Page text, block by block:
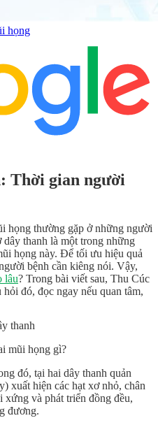
họng
Thời gian người
họng thường gặp ở những người
thanh là một trong những
họng này. Để tối ưu hiệu quả
bệnh cần kiêng nói. Vậy,
lâu? Trong bài viết sau, Thu Cúc
đó, đọc ngay nếu quan tâm,
thanh
mũi họng gì?
đó, tại hai dây thanh quản
xuất hiện các hạt xơ nhỏ, chân
xứng và phát triển đồng đều,
đương.